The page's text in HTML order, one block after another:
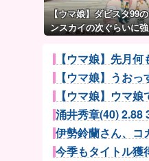
【ウマ娘】ダビスタ99
ンスカイの次ぐらいに
【ウマ娘】先月
【ウマ娘】うお
【ウマ娘】ウマ
涌井秀章(40) 2.88
伊勢鈴蘭さん、コ
今季もタイトル獲